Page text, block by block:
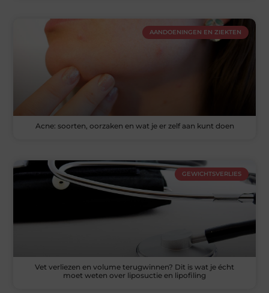
AANDOENINGEN EN ZIEKTEN
Acne: soorten, oorzaken en wat je er zelf aan kunt doen
GEWICHTSVERLIES
Vet verliezen en volume terugwinnen? Dit is wat je écht
moet weten over liposuctie en lipofiling